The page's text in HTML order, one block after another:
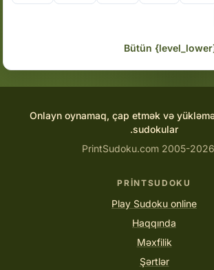
Bütün
Onlayn oynamaq, çap etmək və
sudokular.
PRINTSUDOKU
Play Sudoku online
Haqqında
Məxfilik
Şərtlər